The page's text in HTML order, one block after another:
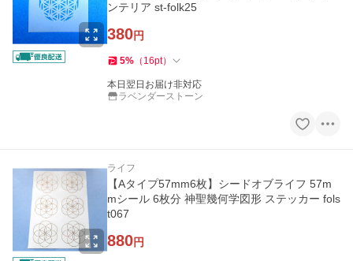
ンテリア st-folk25
380円
5% （ 16pt）
本日翌日お届け非対応
ラベンダーストーン
ライフ
【Aタイプ57mm6枚】シードオブライフ 57m
mシール 6枚分 神聖幾何学図形 ステッカー fols
t067
880円